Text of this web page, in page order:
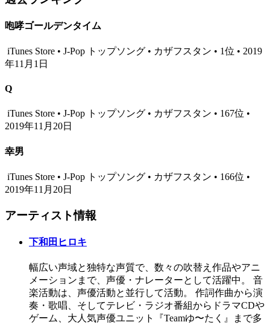
咆哮ゴールデンタイム
iTunes Store • J-Pop トップソング • カザフスタン • 1位 • 2019
年11月1日
Q
iTunes Store • J-Pop トップソング • カザフスタン • 167位 •
2019年11月20日
幸男
iTunes Store • J-Pop トップソング • カザフスタン • 166位 •
2019年11月20日
アーティスト情報
下和田ヒロキ
幅広い声域と独特な声質で、数々の吹替え作品やアニ
メーションまで、声優・ナレーターとして活躍中。 音
楽活動は、声優活動と並行して活動。 作詞作曲から演
奏・歌唱、そしてテレビ・ラジオ番組からドラマCDや
ゲーム、大人気声優ユニット『Teamゆ〜たく』まで多